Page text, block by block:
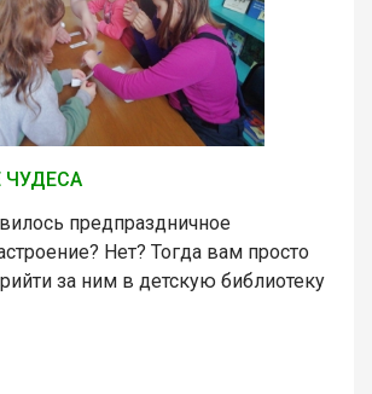
ЧУДЕСА
предпраздничное
Нет? Тогда вам просто
за ним в детскую библиотеку